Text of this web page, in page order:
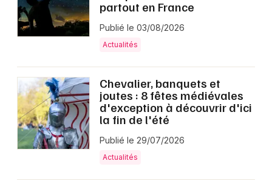
partout en France
Publié le 03/08/2026
Actualités
Chevalier, banquets et
joutes : 8 fêtes médiévales
d'exception à découvrir d'ici
la fin de l'été
Publié le 29/07/2026
Actualités